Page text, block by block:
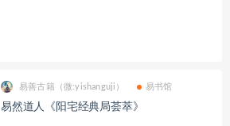
易善古籍（微:yishanguji） 易书馆
易然道人《阳宅经典局荟萃》